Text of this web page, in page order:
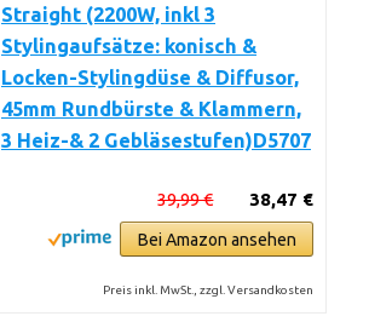
Straight (2200W, inkl 3
Stylingaufsätze: konisch &
Locken-Stylingdüse & Diffusor,
45mm Rundbürste & Klammern,
3 Heiz-& 2 Gebläsestufen)D5707
38,47 €
39,99 €
Bei Amazon ansehen
Preis inkl. MwSt., zzgl. Versandkosten